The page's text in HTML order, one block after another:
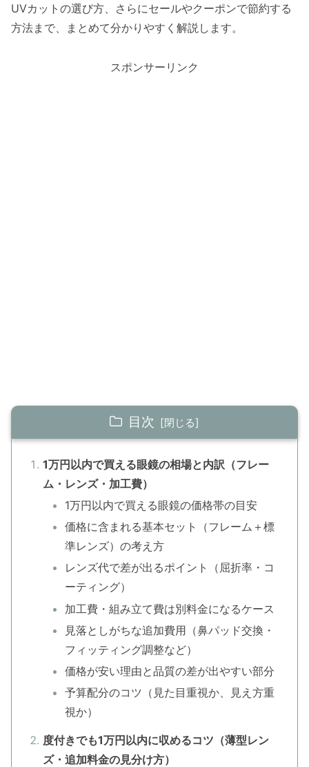
UVカットの選び方、さらにセールやクーポンで節約する
方法まで、まとめて分かりやすく解説します。
スポンサーリンク
目次
1万円以内で買える眼鏡の相場と内訳（フレー
ム・レンズ・加工費）
1万円以内で買える眼鏡の価格帯の目安
価格に含まれる基本セット（フレーム＋標
準レンズ）の考え方
レンズ代で差が出るポイント（屈折率・コ
ーティング）
加工費・組み立て費は別料金になるケース
見落としがちな追加費用（鼻パッド交換・
フィッティング調整など）
価格が安い理由と品質の差が出やすい部分
予算配分のコツ（見た目重視か、見え方重
視か）
度付きでも1万円以内に収めるコツ（薄型レン
ズ・追加料金の見分け方）